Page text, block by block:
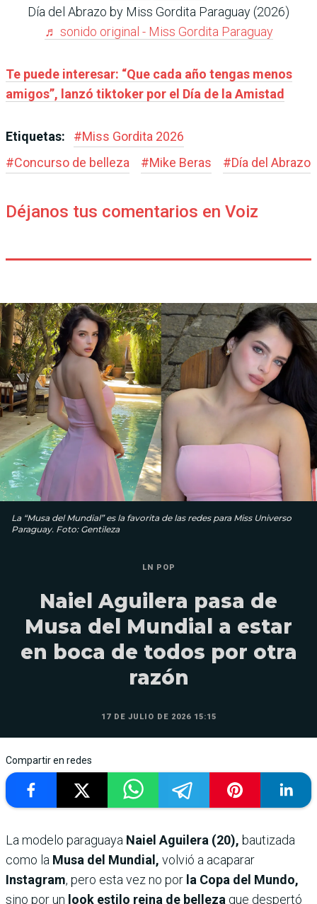
Día del Abrazo by Miss Gordita Paraguay (2026)
♬ sonido original - Miss Gordita Paraguay
Te puede interesar: “Que cada año tengas menos
amigos”, lanzó tiktoker por el Día de la Amistad
Etiquetas: #Miss Gordita 2026
#Concurso de belleza #Mike Beras #Día del Abrazo
Déjanos tus comentarios en Voiz
La “Musa del Mundial” es la favorita de las redes para Miss Universo
Paraguay. Foto: Gentileza
LN POP
Naiel Aguilera pasa de
Musa del Mundial a estar
en boca de todos por otra
razón
17 DE JULIO DE 2026 15:15
Compartir en redes
La modelo paraguaya Naiel Aguilera (20), bautizada
como la Musa del Mundial, volvió a acaparar
Instagram, pero esta vez no por la Copa del Mundo,
sino por un look estilo reina de belleza que despertó